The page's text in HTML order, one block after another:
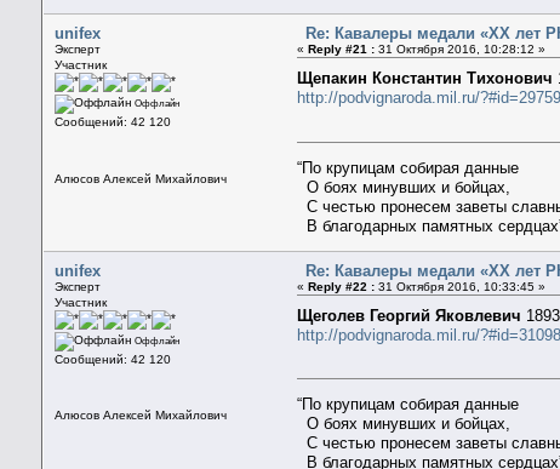
unifex
Эксперт
Участник
Оффлайн
Сообщений: 42 120
Алюсов Алексей Михайлович
Re: Кавалеры медали «ХХ лет
«Reply #21 : 31 Октября 2016, 10:28:12 »
Щепакин Константин Тихонович
http://podvignaroda.mil.ru/
“По крупицам собирая данные
О боях минувших и бойцах,
С честью пронесем заветы
В благодарных памятных
unifex
Эксперт
Участник
Оффлайн
Сообщений: 42 120
Алюсов Алексей Михайлович
Re: Кавалеры медали «ХХ лет
«Reply #22 : 31 Октября 2016, 10:33:45 »
Щеголев Георгий Яковлевич
http://podvignaroda.mil.ru/
“По крупицам собирая данные
О боях минувших и бойцах,
С честью пронесем заветы
В благодарных памятных